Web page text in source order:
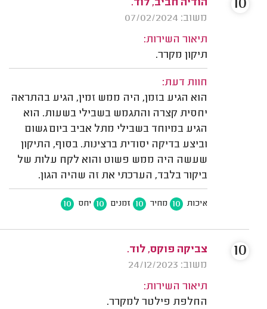
הודיה חביב, לוד.
משוב: 07/02/2024
תיאור השירות:
תיקון מקרר.
חוות דעת:
הוא הגיע בזמן, היה ממש זמין, הגיע בהתראה
יחסית קצרה והתגמש בשבילי בשעות. הוא
הגיע במיוחד בשבילי מתל אביב ביום גשום
וביצע בדיקה יסודית ברצינות. בסוף, התיקון
שעשה היה ממש פשוט והוא לקח עלות של
ביקור בלבד, הערכתי את זה שהיה הגון.
איכות 10 מחיר 10 זמנים 10 יחס 10
10
צביקה פוקס, לוד.
משוב: 24/12/2023
תיאור השירות:
החלפת פילטר למקרר.
10